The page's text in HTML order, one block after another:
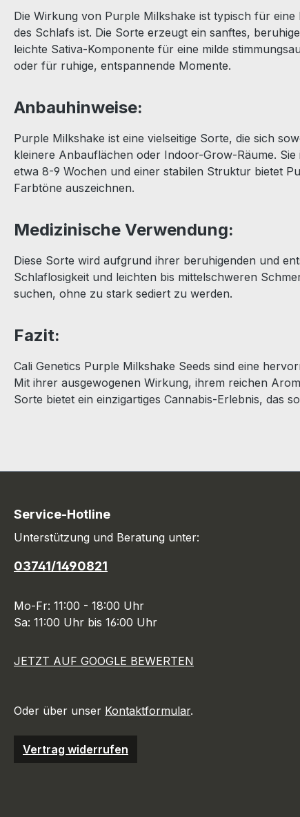
Die Wirkung von Purple Milkshake ist typisch für
des Schlafs ist. Die Sorte erzeugt ein sanftes,
leichte Sativa-Komponente für eine milde
oder für ruhige, entspannende Momente.
Anbauhinweise:
Purple Milkshake ist eine vielseitige Sorte, die sich
kleinere Anbauflächen oder Indoor-Grow-Räume.
etwa 8-9 Wochen und einer stabilen Struktur bietet
Farbtöne auszeichnen.
Medizinische Verwendung:
Diese Sorte wird aufgrund ihrer beruhigenden und
Schlaflosigkeit und leichten bis mittelschweren
suchen, ohne zu stark sediert zu werden.
Fazit:
Cali Genetics Purple Milkshake Seeds sind eine
Mit ihrer ausgewogenen Wirkung, ihrem reichen
Sorte bietet ein einzigartiges Cannabis-Erlebnis, das
Service-Hotline
Unterstützung und Beratung unter:
03741/1490821
Mo-Fr: 11:00 - 18:00 Uhr
Sa: 11:00 Uhr bis 16:00 Uhr
JETZT AUF GOOGLE BEWERTEN
Oder über unser Kontaktformular.
Vertrag widerrufen